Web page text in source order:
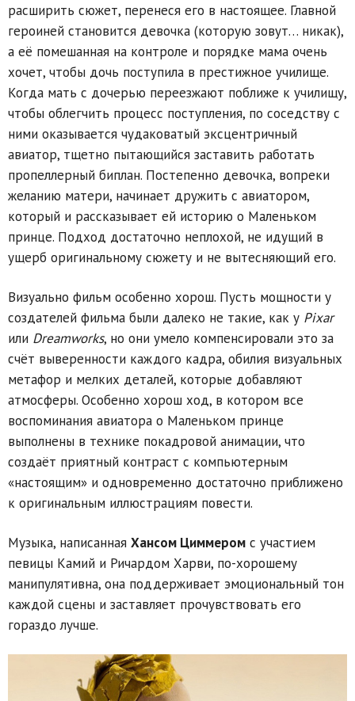
расширить сюжет, перенеся его в настоящее. Главной
героиней становится девочка (которую зовут… никак),
а её помешанная на контроле и порядке мама очень
хочет, чтобы дочь поступила в престижное училище.
Когда мать с дочерью переезжают поближе к училищу,
чтобы облегчить процесс поступления, по соседству с
ними оказывается чудаковатый эксцентричный
авиатор, тщетно пытающийся заставить работать
пропеллерный биплан. Постепенно девочка, вопреки
желанию матери, начинает дружить с авиатором,
который и рассказывает ей историю о Маленьком
принце. Подход достаточно неплохой, не идущий в
ущерб оригинальному сюжету и не вытесняющий его.
Визуально фильм особенно хорош. Пусть мощности у
создателей фильма были далеко не такие, как у Pixar
или Dreamworks, но они умело компенсировали это за
счёт выверенности каждого кадра, обилия визуальных
метафор и мелких деталей, которые добавляют
атмосферы. Особенно хорош ход, в котором все
воспоминания авиатора о Маленьком принце
выполнены в технике покадровой анимации, что
создаёт приятный контраст с компьютерным
«настоящим» и одновременно достаточно приближено
к оригинальным иллюстрациям повести.
Музыка, написанная Хансом Циммером с участием
певицы Камий и Ричардом Харви, по-хорошему
манипулятивна, она поддерживает эмоциональный тон
каждой сцены и заставляет прочувствовать его
гораздо лучше.